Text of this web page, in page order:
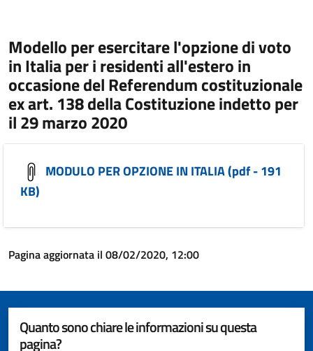
Modello per esercitare l'opzione di voto
in Italia per i residenti all'estero in
occasione del Referendum costituzionale
ex art. 138 della Costituzione indetto per
il 29 marzo 2020
MODULO PER OPZIONE IN ITALIA (pdf - 191
KB)
Pagina aggiornata il 08/02/2020, 12:00
Quanto sono chiare le informazioni su questa
pagina?